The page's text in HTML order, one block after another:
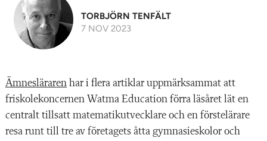
TORBJÖRN TENFÄLT
7 NOV 2023
Ämnesläraren har i flera artiklar uppmärksammat att
friskolekoncernen Watma Education förra läsåret lät en
centralt tillsatt matematikutvecklare och en förstelärare
resa runt till tre av företagets åtta gymnasieskolor och